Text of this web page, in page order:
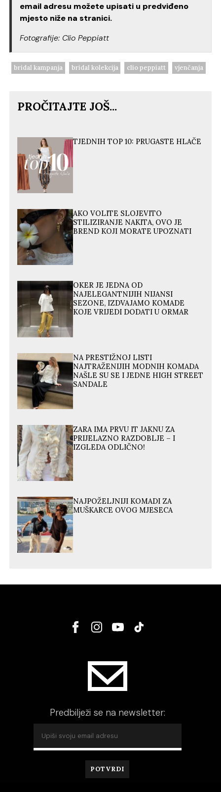
email adresu možete upisati u predviđeno
mjesto niže na stranici.
Fotografije: Clio Peppiatt
bridal kampanja bridal kolekcija clio peppiatt vjenčanja
PROČITAJTE JOŠ...
TJEDNIH TOP 10: PRUGASTE HLAČE
AKO VOLITE SLOJEVITO
STILIZIRANJE NAKITA, OVO JE
BREND KOJI MORATE UPOZNATI
OKER JE JEDNA OD
NAJELEGANTNIJIH NIJANSI
SEZONE, IZDVAJAMO KOMADE
KOJE VRIJEDI DODATI U ORMAR
NA PRESTIŽNOJ LISTI
NAJTRAŽENIJIH MODNIH KOMADA
NAŠLE SU SE I JEDNE HIGH STREET
SANDALE
ZARA IMA PRVU IT JAKNU ZA
PRIJELAZNO RAZDOBLJE – I
IZGLEDA ODLIČNO!
NAJPOŽELJNIJI KOMADI ZA
MUŠKARCE OVOG MJESECA
Predbilježi se na newsletter: